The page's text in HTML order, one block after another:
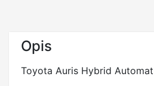
Opis
Toyota Auris Hybrid Automat